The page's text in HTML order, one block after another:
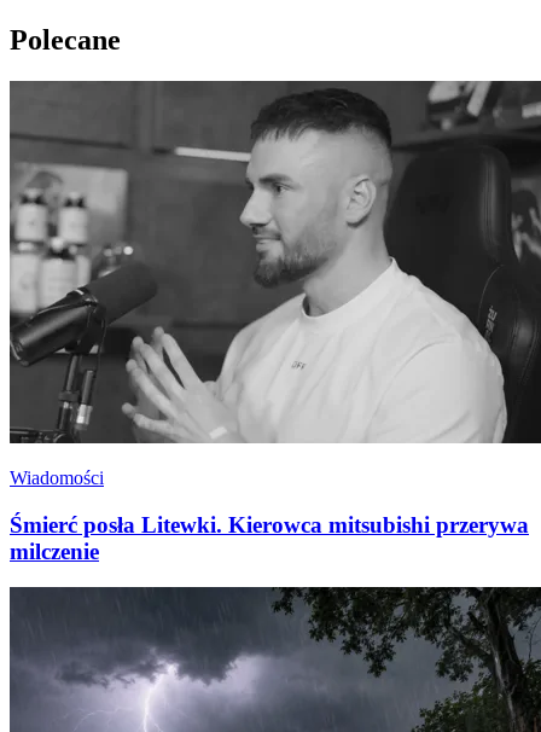
Polecane
Wiadomości
Śmierć posła Litewki. Kierowca mitsubishi przerywa
milczenie